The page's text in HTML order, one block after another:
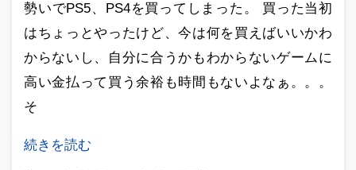
勢いでPS5、PS4を買ってしまった。 買った当初
はちょっとやったけど、今は何を買えばいいかわ
からないし、自分に合うかもわからないゲームに
高い金払って買う余裕も時間もないよなぁ。。。
そ
続きを読む